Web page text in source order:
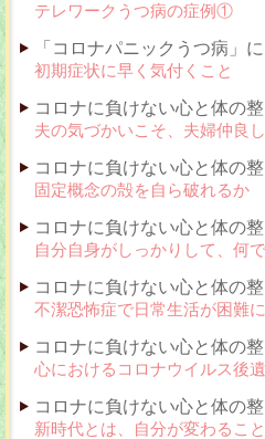
テレワークうつ病の症例①
「コロナパニックうつ病」
初期症状に早く気付くこと
コロナに負けない心と体の
夫の気づかいこそ、夫婦仲良
コロナに負けない心と体の
固定概念の殻を自ら破れるか
コロナに負けない心と体の
自分自身がしっかりして、何
コロナに負けない心と体の
不潔恐怖症で日常生活が困難
コロナに負けない心と体の
心におけるコロナウイルス後
コロナに負けない心と体の
新時代とは、自分が変わるこ